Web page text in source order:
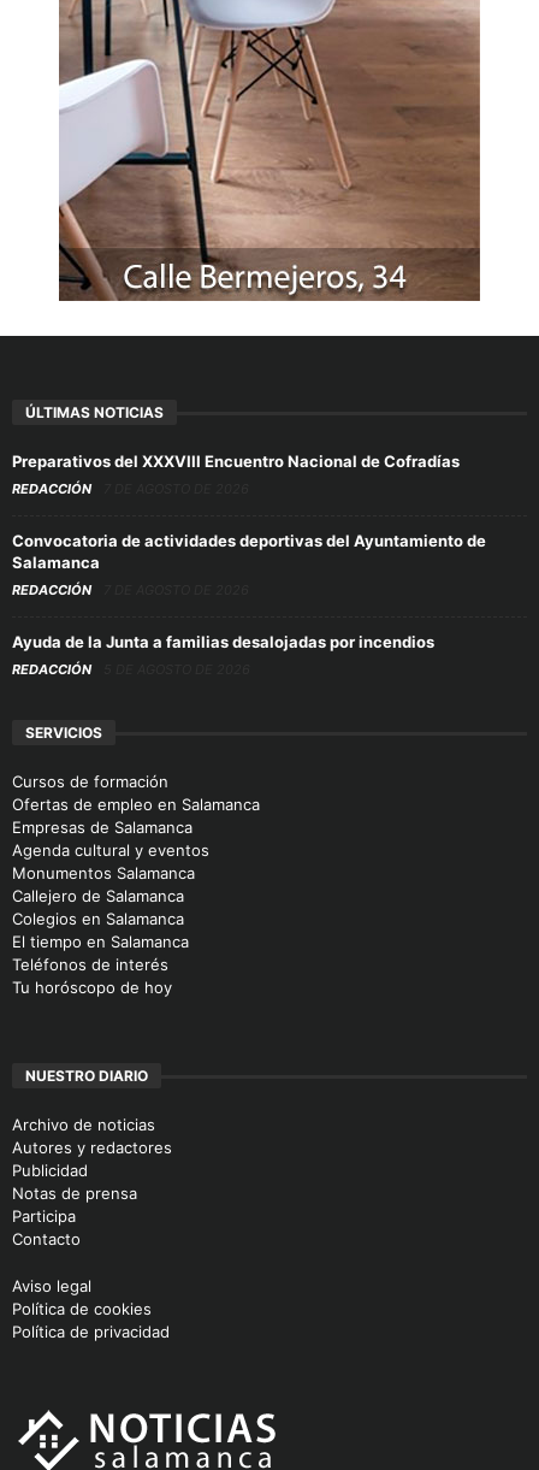
ÚLTIMAS NOTICIAS
Preparativos del XXXVIII Encuentro Nacional de Cofradías
REDACCIÓN
Convocatoria de actividades deportivas del Ayuntamiento de
Salamanca
REDACCIÓN
Ayuda de la Junta a familias desalojadas por incendios
REDACCIÓN
SERVICIOS
Cursos de formación
Ofertas de empleo en Salamanca
Empresas de Salamanca
Agenda cultural y eventos
Monumentos Salamanca
Callejero de Salamanca
Colegios en Salamanca
El tiempo en Salamanca
Teléfonos de interés
Tu horóscopo de hoy
NUESTRO DIARIO
Archivo de noticias
Autores y redactores
Publicidad
Notas de prensa
Participa
Contacto
Aviso legal
Política de cookies
Política de privacidad